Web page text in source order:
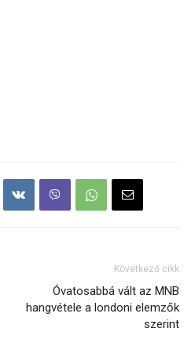
Következő cikk
Óvatosabbá vált az MNB
hangvétele a londoni elemzők
szerint